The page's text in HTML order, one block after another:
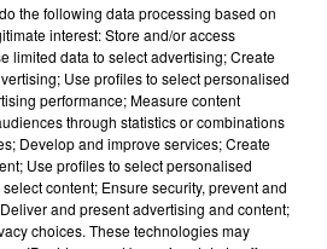
do the following data processing based on
interest: Store and/or access
limited data to select advertising; Create
Use profiles to select personalised
performance; Measure content
through statistics or combinations
Develop and improve services; Create
Use profiles to select personalised
content; Ensure security, prevent and
and present advertising and content;
choices. These technologies may